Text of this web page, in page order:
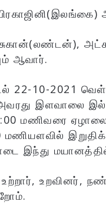
ஆவார்.
22-10-2021
இளவாலை
மணிவரை
மணியளவில்
இந்து
உறவினர்,